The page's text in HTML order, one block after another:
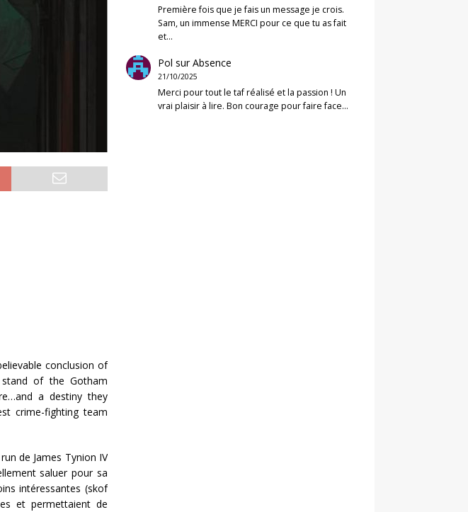
conclusion of
stand of the Gotham
a destiny they
crime-fighting team
de James Tynion IV
saluer pour sa
intéressantes (skof
et permettaient de
Première fois que je fais un message je crois.
Sam, un immense MERCI pour ce que tu as fait
et…
Pol surAbsence
21/10/2025
Merci pour tout le taf réalisé et la passion ! Un
vrai plaisir à lire. Bon courage pour faire face…